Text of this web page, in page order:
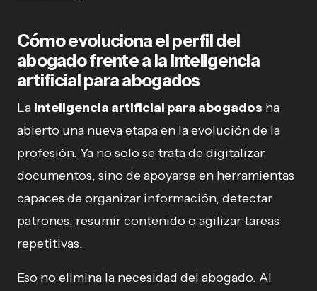
Cómo evoluciona el perfil del
abogado frente a la inteligencia
artificial para abogados
La inteligencia artificial para abogados ha
abierto una nueva etapa en la evolución de la
profesión. Ya no solo se trata de digitalizar
documentos, sino de apoyarse en herramientas
capaces de organizar información, detectar
patrones, resumir contenido o agilizar tareas
repetitivas.
Eso no elimina la necesidad del abogado. Al